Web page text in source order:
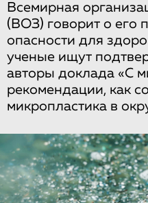
Всемирная
(ВОЗ) говорит о его
опасности для
ученые ищут
авторы доклада «С
рекомендации, как
микропластика в